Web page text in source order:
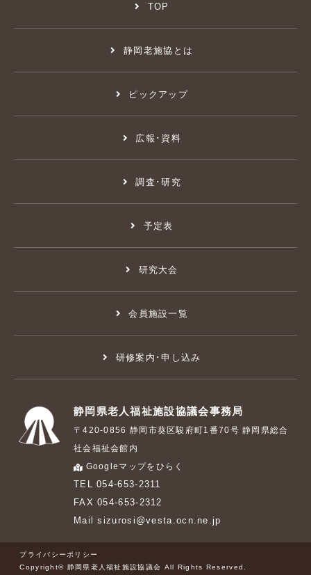
TOP
静岡老施協とは
ピックアップ
広報･資料
調査･研究
予定表
研究大会
会員施設一覧
研修案内･申し込み
静岡県老人福祉施設協議会事務局
〒420-0856 静岡市葵区駿府町1番70号 静岡県総合
社会福祉会館内
Googleマップをひらく
TEL 054-653-2311
FAX 054-653-2312
Mail sizurosi@vesta.ocn.ne.jp
Copyright© 静岡県老人福祉施設協議会 All Rights Reserved.
プライバシーポリシー